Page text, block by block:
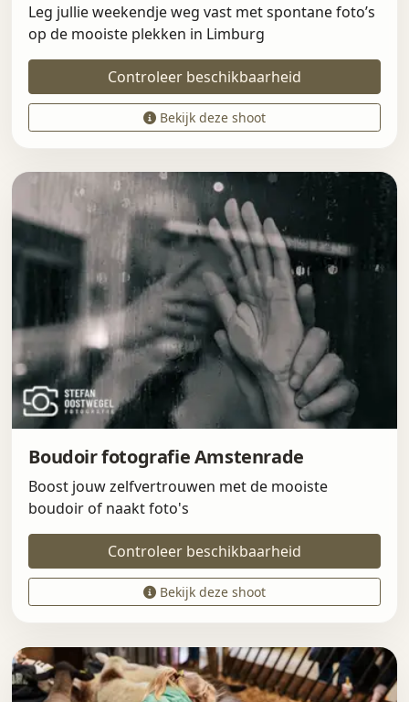
Leg jullie weekendje weg vast met spontane foto’s
op de mooiste plekken in Limburg
Controleer beschikbaarheid
Bekijk deze shoot
Boudoir fotografie Amstenrade
Boost jouw zelfvertrouwen met de mooiste
boudoir of naakt foto's
Controleer beschikbaarheid
Bekijk deze shoot